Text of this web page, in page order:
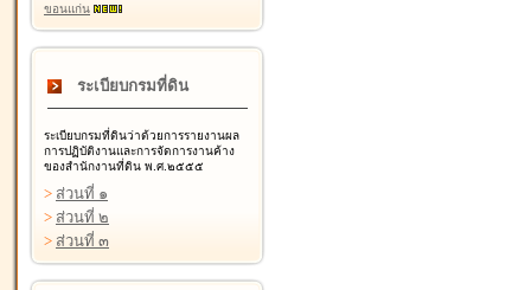
ขอนแก่น
ระเบียบกรมที่ดิน
ระเบียบกรมที่ดินว่าด้วยการรายงานผล
การปฏิบัติงานและการจัดการงานค้าง
ของสำนักงานที่ดิน พ.ศ.๒๕๕๕
> ส่วนที่ ๑
> ส่วนที่ ๒
> ส่วนที่ ๓